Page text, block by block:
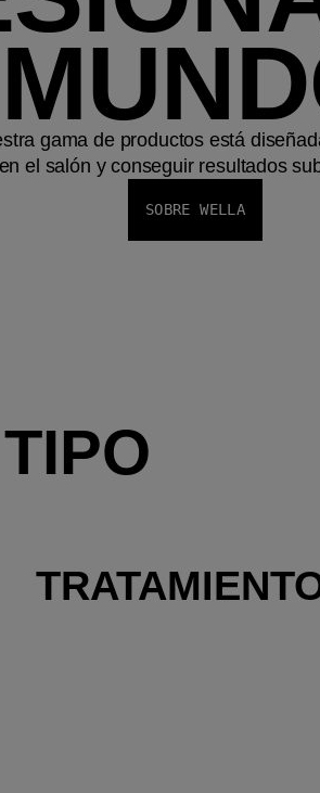
gama de productos está
el salón y conseguir resultados
SOBRE WELLA